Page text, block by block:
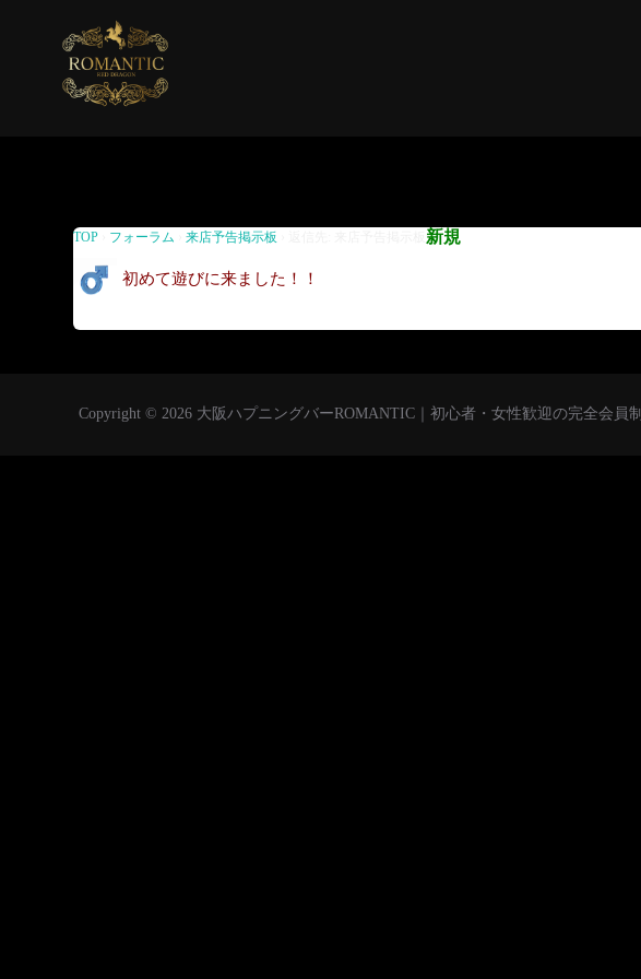
返信先: 来店予告掲示板
TOP フォーラム 来店予告掲示板 新規
初めて遊びに来ました！！
Copyright © 2026 大阪ハプニングバーROMANTIC｜初心者・女性歓迎の完全会員制